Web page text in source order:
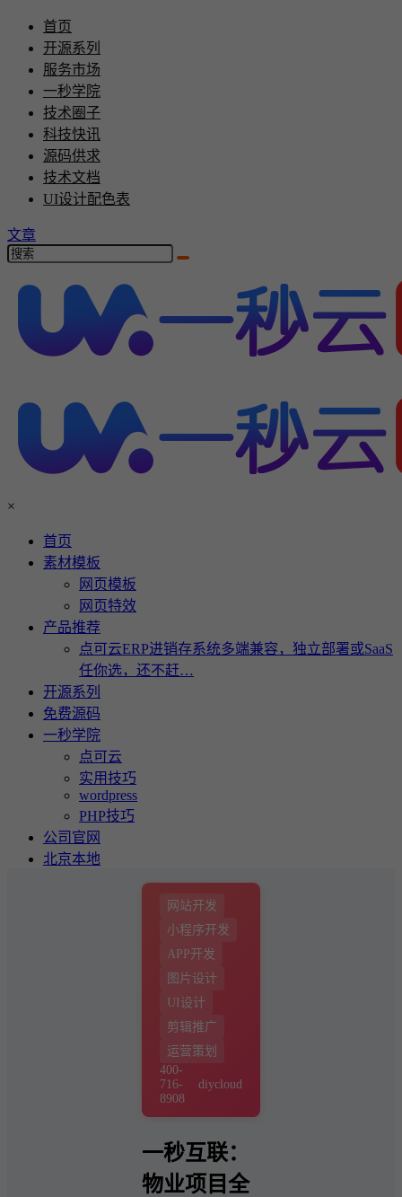
首页
开源系列
服务市场
一秒学院
技术圈子
科技快讯
源码供求
技术文档
UI设计配色表
文章
×
首页
素材模板
网页模板
网页特效
产品推荐
点可云ERP进销存系统多端兼容，独立部署或SaaS
任你选，还不赶…
开源系列
免费源码
一秒学院
点可云
实用技巧
wordpress
PHP技巧
公司官网
北京本地
网站开发
小程序开发
APP开发
图片设计
UI设计
剪辑推广
运营策划
400-
716-
8908
diycloud
一秒互联：
物业项目全